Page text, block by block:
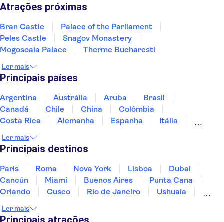
Atrações próximas
Bran Castle
Palace of the Parliament
Peles Castle
Snagov Monastery
Mogosoaia Palace
Therme Bucharesti
Ler mais
Principais países
Argentina Austrália Aruba
Brasil
Canadá
Chile China
Colômbia
Costa Rica
Alemanha Espanha
Itália
Panamá
Peru
Ler mais
Principais destinos
Paris Roma Nova York Lisboa
Dubai
Cancún
Miami Buenos Aires
Punta Cana
Orlando
Cusco Rio de Janeiro
Ushuaia
Fernando de Noronha
Ler mais
Principais atrações